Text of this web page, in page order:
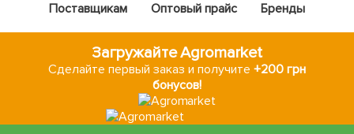
Поставщикам
Оптовый прайс Бренды
Загружайте Agromarket
Сделайте первый заказ и получите +200 грн
бонусов!